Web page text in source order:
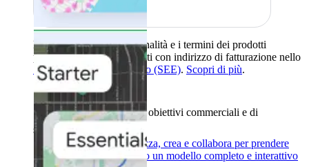
La disponibilità, le funzionalità e i termini dei prodotti
possono variare per i clienti con indirizzo di fatturazione nello
Spazio economico europeo (SEE). Scopri di più.
StrumentiRaggiungi i tuoi obiettivi commerciali e di
sostenibilità
Indietro
Google EarthAnalizza, crea e collabora per prendere
decisioni utilizzando un modello completo e interattivo